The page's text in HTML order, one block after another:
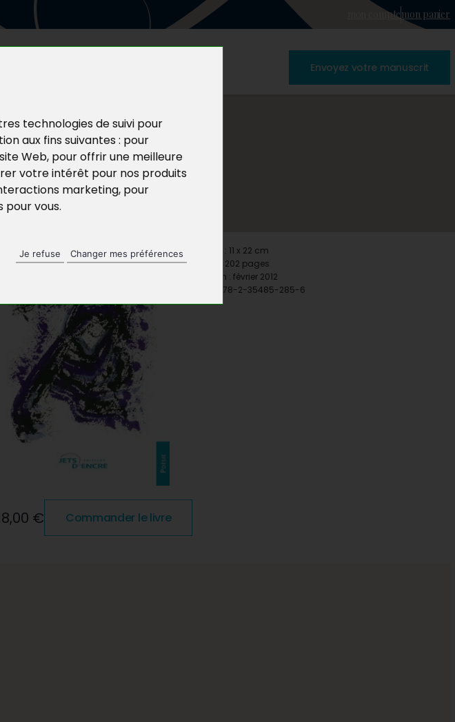
technologies de suivi pour
aux fins suivantes : pour
Web, pour offrir une meilleure
votre intérêt pour nos produits
marketing, pour
pour vous.
Je refuse Changer mes préférences
mon comptemon panier
Envoyez votre manuscrit
€ Commander le livre
Format : 11 x 22 cm
Pages : 202 pages
Parution : février 2012
ISBN : 978-2-35485-285-6